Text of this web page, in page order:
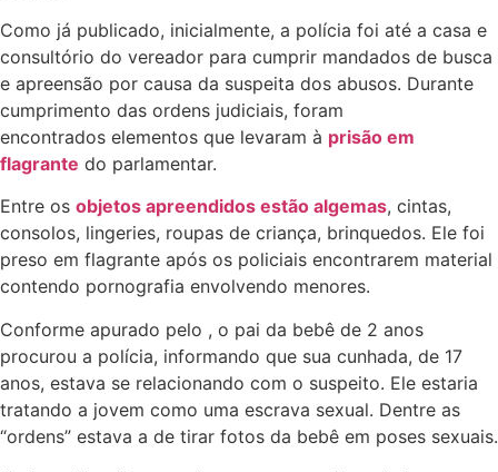
Como já publicado, inicialmente, a polícia foi até a casa e
consultório do vereador para cumprir mandados de busca
e apreensão por causa da suspeita dos abusos. Durante
cumprimento das ordens judiciais, foram
encontrados elementos que levaram à prisão em
flagrante do parlamentar.
Entre os objetos apreendidos estão algemas, cintas,
consolos, lingeries, roupas de criança, brinquedos. Ele foi
preso em flagrante após os policiais encontrarem material
contendo pornografia envolvendo menores.
Conforme apurado pelo , o pai da bebê de 2 anos
procurou a polícia, informando que sua cunhada, de 17
anos, estava se relacionando com o suspeito. Ele estaria
tratando a jovem como uma escrava sexual. Dentre as
“ordens” estava a de tirar fotos da bebê em poses sexuais.